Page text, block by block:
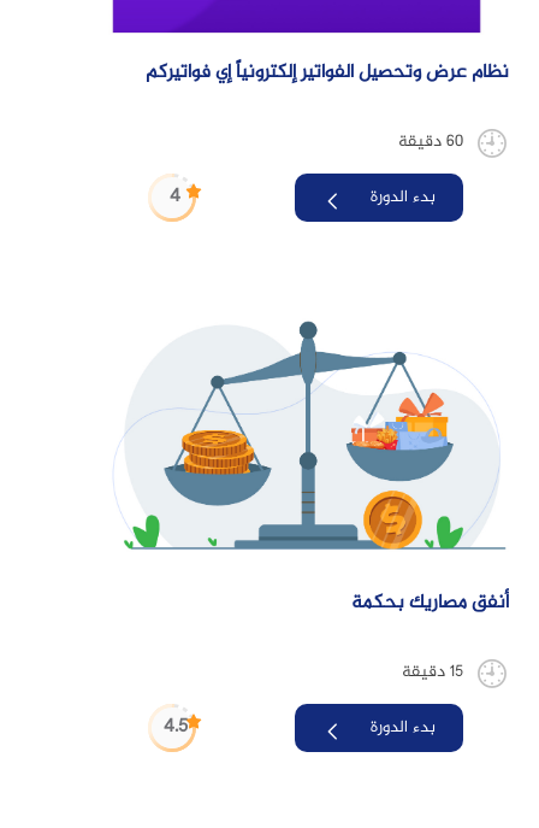
60 دقيقة
نظام عرض وتحصيل الفواتير إلكترونياً إي فواتيركم
بدء الدورة 4
15 دقيقة
أنفق مصاريك بحكمة
بدء الدورة 4.5